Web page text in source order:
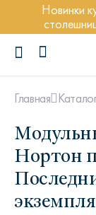
Новинки
ПОПУЛЯРНЫЕ
Диван Марсель
Главная
Нортон